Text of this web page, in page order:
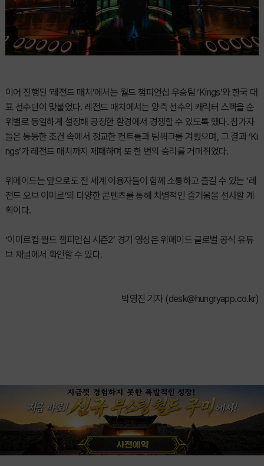
이어 진행된 ‘레전드 매치’에서는 월드 챔피언십 우승팀 ‘Kings’와 한국 대
표 선수단이 맞붙었다. 레전드 매치에서는 양측 선수의 캐릭터 스펙을 순
위별로 동일하게 설정해 공정한 환경에서 경쟁할 수 있도록 했다. 참가자
들은 동등한 조건 속에서 정교한 컨트롤과 팀워크를 겨뤘으며, 그 결과 ‘Ki
ngs’가 레전드 매치까지 제패하며 또 한 번의 승리를 거머쥐었다.
위메이드는 앞으로도 전 세계 이용자들이 함께 소통하고 즐길 수 있는 ‘레
전드 오브 이미르’의 다양한 콘텐츠를 통해 차별적인 즐거움을 선사할 계
획이다.
‘이미르컵 월드 챔피언십 시즌2’ 경기 영상은 위메이드 글로벌 공식 유튜
브 채널에서 확인할 수 있다.
박영진 기자 (desk@hungryapp.co.kr)